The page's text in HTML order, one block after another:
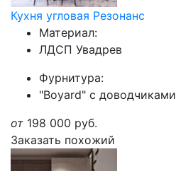
Кухня угловая Резонанс
Материал:
ЛДСП Увадрев
Фурнитура:
"Boyard" с доводчиками
от 198 000 руб.
Заказать похожий